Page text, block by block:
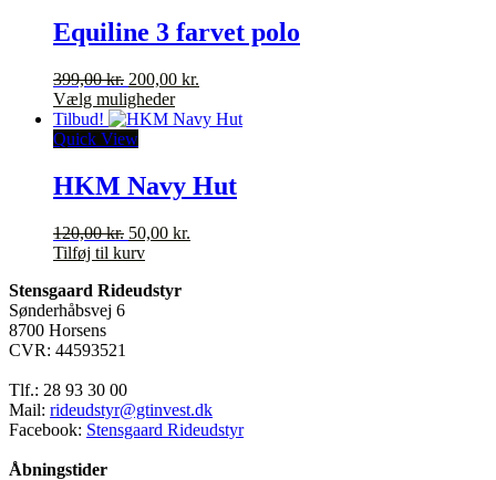
varianter.
Mulighederne
vælges
på
varesiden
Equiline 3 farvet polo
399,00kr. Den
oprindelige
pris
var:
200,00 kr.
pris
Vælg mulighederDette
vare
varianter.
Mulighederne
vælges
Tilbud!
Quick View
HKM Navy Hut
120,00kr. Den
oprindelige
var:
50,00 kr.
Tilføj til kurv
Stensgaard Rideudstyr
Sønderhåbsvej 6
8700 Horsens
CVR: 44593521
Tlf.: 28 93 30 00
Mail: rideudstyr@gtinvest.dk
Facebook: Stensgaard Rideudstyr
Åbningstider